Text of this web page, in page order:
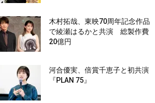
木村拓哉、東映70周年記念作品
で綾瀬はるかと共演 総製作費
20億円
河合優実、倍賞千恵子と初共演
『PLAN 75』